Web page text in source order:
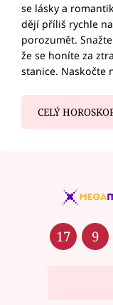
se lásky a
dějí příliš rychle
porozumět.
že se honíte za
stanice. Naskočte
CELÝ
17 9